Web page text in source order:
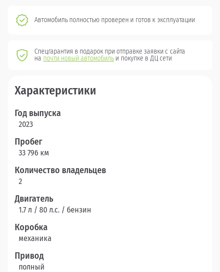
Автомобиль полностью проверен и готов к эксплуатации
Спецгарантия в подарок при отправке заявки с сайта
на почти новый автомобиль и покупке в ДЦ сети
Характеристики
Год выпуска
2023
Пробег
33 796 км
Количество владельцев
2
Двигатель
1.7 л / 80 л.c. / бензин
Коробка
механика
Привод
полный